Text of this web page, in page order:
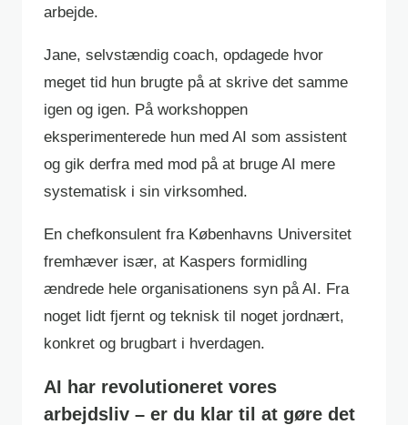
arbejde.
Jane, selvstændig coach, opdagede hvor
meget tid hun brugte på at skrive det samme
igen og igen. På workshoppen
eksperimenterede hun med AI som assistent
og gik derfra med mod på at bruge AI mere
systematisk i sin virksomhed.
En chefkonsulent fra Københavns Universitet
fremhæver især, at Kaspers formidling
ændrede hele organisationens syn på AI. Fra
noget lidt fjernt og teknisk til noget jordnært,
konkret og brugbart i hverdagen.
AI har revolutioneret vores
arbejdsliv – er du klar til at gøre det